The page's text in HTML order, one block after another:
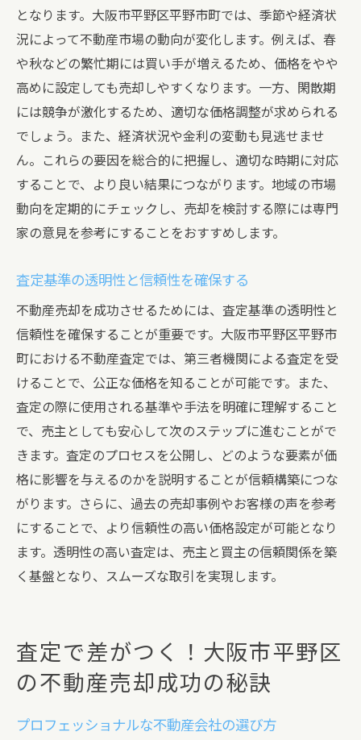
平野市町の不動産査定で成功するための市場動
向の重要性
市場動向を反映した査定基準の策定
地域特性を踏まえた市場分析手法
過去のデータを活かした市場予測
不動産政策と市場動向の関連性
市場変化に対する迅速な対応策
市場の未来を見据えた長期的戦略
となります。大阪市平野区平野市町では、季節や経済状
況によって不動産市場の動向が変化します。例えば、春
や秋などの繁忙期には買い手が増えるため、価格をやや
高めに設定しても売却しやすくなります。一方、閑散期
には競争が激化するため、適切な価格調整が求められる
でしょう。また、経済状況や金利の変動も見逃せませ
ん。これらの要因を総合的に把握し、適切な時期に対応
することで、より良い結果につながります。地域の市場
動向を定期的にチェックし、売却を検討する際には専門
家の意見を参考にすることをおすすめします。
査定基準の透明性と信頼性を確保する
不動産売却を成功させるためには、査定基準の透明性と
信頼性を確保することが重要です。大阪市平野区平野市
町における不動産査定では、第三者機関による査定を受
けることで、公正な価格を知ることが可能です。また、
査定の際に使用される基準や手法を明確に理解すること
で、売主としても安心して次のステップに進むことがで
きます。査定のプロセスを公開し、どのような要素が価
格に影響を与えるのかを説明することが信頼構築につな
がります。さらに、過去の売却事例やお客様の声を参考
にすることで、より信頼性の高い価格設定が可能となり
ます。透明性の高い査定は、売主と買主の信頼関係を築
く基盤となり、スムーズな取引を実現します。
査定で差がつく！大阪市平野区
の不動産売却成功の秘訣
プロフェッショナルな不動産会社の選び方